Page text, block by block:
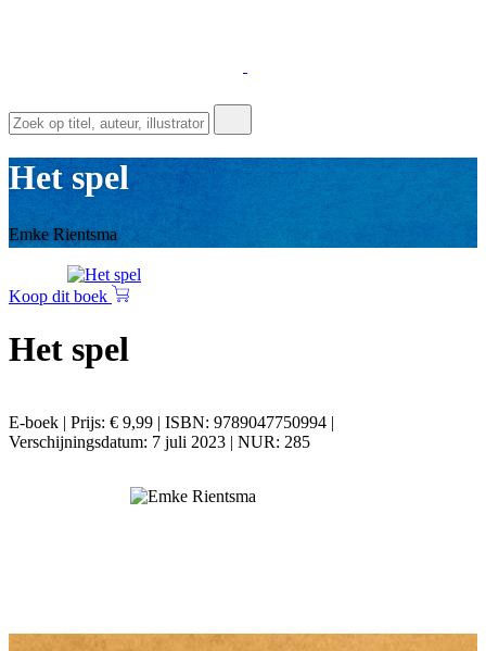
Het spel
Emke Rientsma
Koop dit boek
Het spel
E-boek | Prijs: € 9,99 | ISBN: 9789047750994 |
Verschijningsdatum: 7 juli 2023 | NUR: 285